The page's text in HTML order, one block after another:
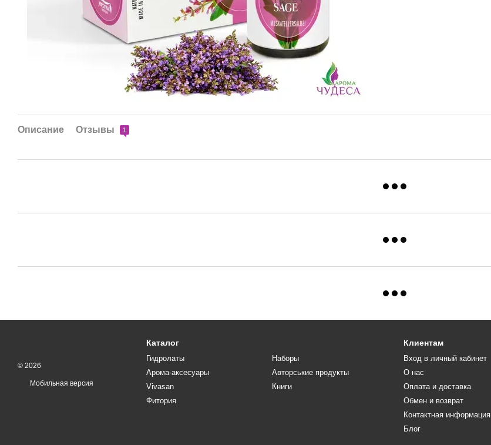
Описание Отзывы 1
© 2026
Мобильная версия
Каталог
Гидролаты
Арома-аксесуары
Vivasan
Фитория
Наборы
Авторськие продукты
Книги
Клиентам
Вход в личный кабинет
О нас
Оплата и доставка
Обмен и возврат
Контактная информация
Блог